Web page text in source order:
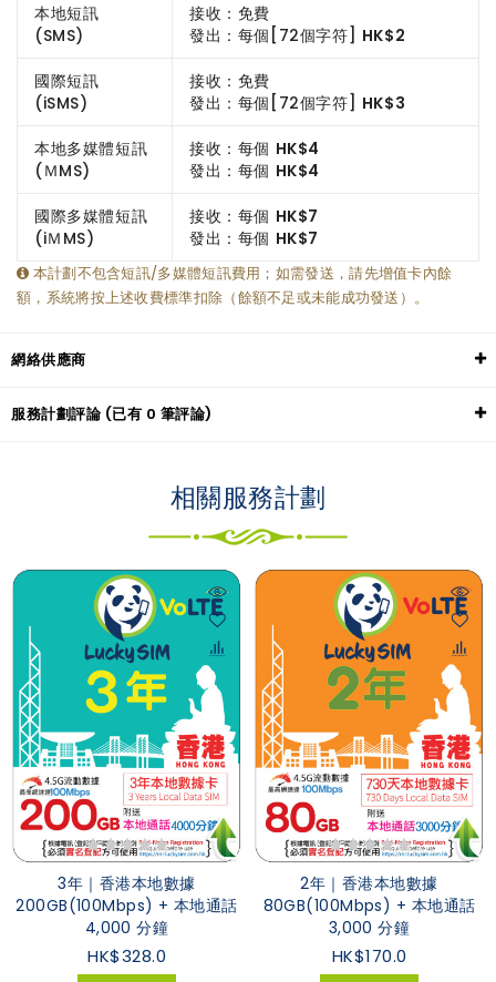
本地短訊
(SMS)
接收：免費
發出：每個[72個字符] HK$2
國際短訊
(iSMS)
接收：免費
發出：每個[72個字符] HK$3
本地多媒體短訊
(ＭMS)
接收：每個 HK$4
發出：每個 HK$4
國際多媒體短訊
(iＭMS)
接收：每個 HK$7
發出：每個 HK$7
本計劃不包含短訊/多媒體短訊費用；如需發送，請先增值卡內餘
額，系統將按上述收費標準扣除（餘額不足或未能成功發送）。
網絡供應商
服務計劃評論 (已有 0 筆評論)
相關服務計劃
3年｜香港本地數據
200GB(100Mbps) + 本地通話
4,000 分鐘
HK$328.0
2年｜香港本地數據
80GB(100Mbps) + 本地通話
3,000 分鐘
HK$170.0